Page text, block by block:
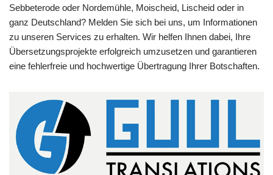
Sebbeterode oder Nordemühle, Moischeid, Lischeid oder in
ganz Deutschland? Melden Sie sich bei uns, um Informationen
zu unseren Services zu erhalten. Wir helfen Ihnen dabei, Ihre
Übersetzungsprojekte erfolgreich umzusetzen und garantieren
eine fehlerfreie und hochwertige Übertragung Ihrer Botschaften.